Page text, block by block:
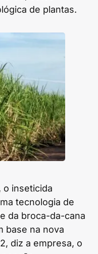
de plantas.
o inseticida
tecnologia de
da broca-da-cana
base na nova
diz a empresa, o